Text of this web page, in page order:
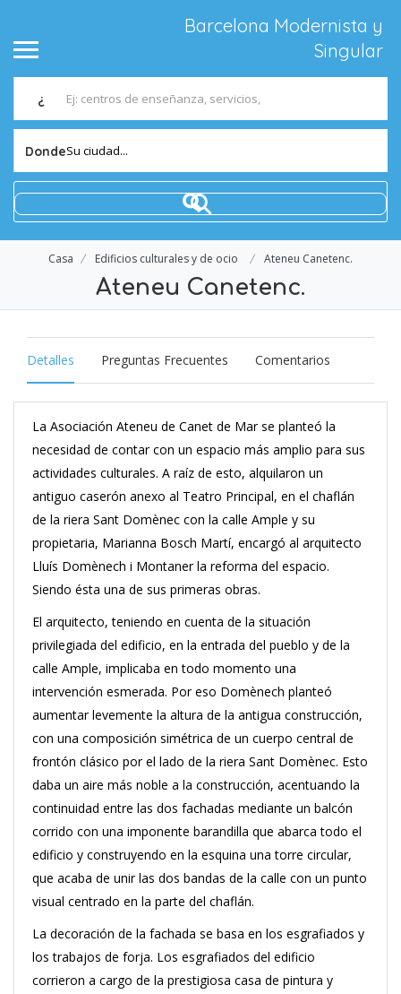
Barcelona Modernista y
Singular
¿
DondeSu ciudad...
Casa Edificios culturales y de ocio Ateneu Canetenc.
Ateneu Canetenc.
Detalles Preguntas Frecuentes Comentarios
La Asociación Ateneu de Canet de Mar se planteó la
necesidad de contar con un espacio más amplio para sus
actividades culturales. A raíz de esto, alquilaron un
antiguo caserón anexo al Teatro Principal, en el chaflán
de la riera Sant Domènec con la calle Ample y su
propietaria, Marianna Bosch Martí, encargó al arquitecto
Lluís Domènech i Montaner la reforma del espacio.
Siendo ésta una de sus primeras obras.
El arquitecto, teniendo en cuenta de la situación
privilegiada del edificio, en la entrada del pueblo y de la
calle Ample, implicaba en todo momento una
intervención esmerada. Por eso Domènech planteó
aumentar levemente la altura de la antigua construcción,
con una composición simétrica de un cuerpo central de
frontón clásico por el lado de la riera Sant Domènec. Esto
daba un aire más noble a la construcción, acentuando la
continuidad entre las dos fachadas mediante un balcón
corrido con una imponente barandilla que abarca todo el
edificio y construyendo en la esquina una torre circular,
que acaba de unir las dos bandas de la calle con un punto
visual centrado en la parte del chaflán.
La decoración de la fachada se basa en los esgrafiados y
los trabajos de forja. Los esgrafiados del edificio
corrieron a cargo de la prestigiosa casa de pintura y